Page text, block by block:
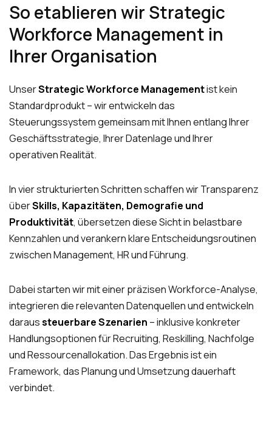
So etablieren wir Strategic
Workforce Management in
Ihrer Organisation
UnserStrategic Workforce Managementist kein
Standardprodukt – wir entwickeln das
Steuerungssystem gemeinsam mit Ihnen entlang Ihrer
Geschäftsstrategie, Ihrer Datenlage und Ihrer
operativen Realität.
In vier strukturierten Schritten schaffen wir Transparenz
überSkills, Kapazitäten, Demografie und
Produktivität, übersetzen diese Sicht in belastbare
Kennzahlen und verankern klare Entscheidungsroutinen
zwischen Management, HR und Führung.
Dabei starten wir mit einer präzisen Workforce-Analyse,
integrieren die relevanten Datenquellen und entwickeln
daraussteuerbare Szenarien – inklusive konkreter
Handlungsoptionen für Recruiting, Reskilling, Nachfolge
und Ressourcenallokation. Das Ergebnis ist ein
Framework, das Planung und Umsetzung dauerhaft
verbindet.